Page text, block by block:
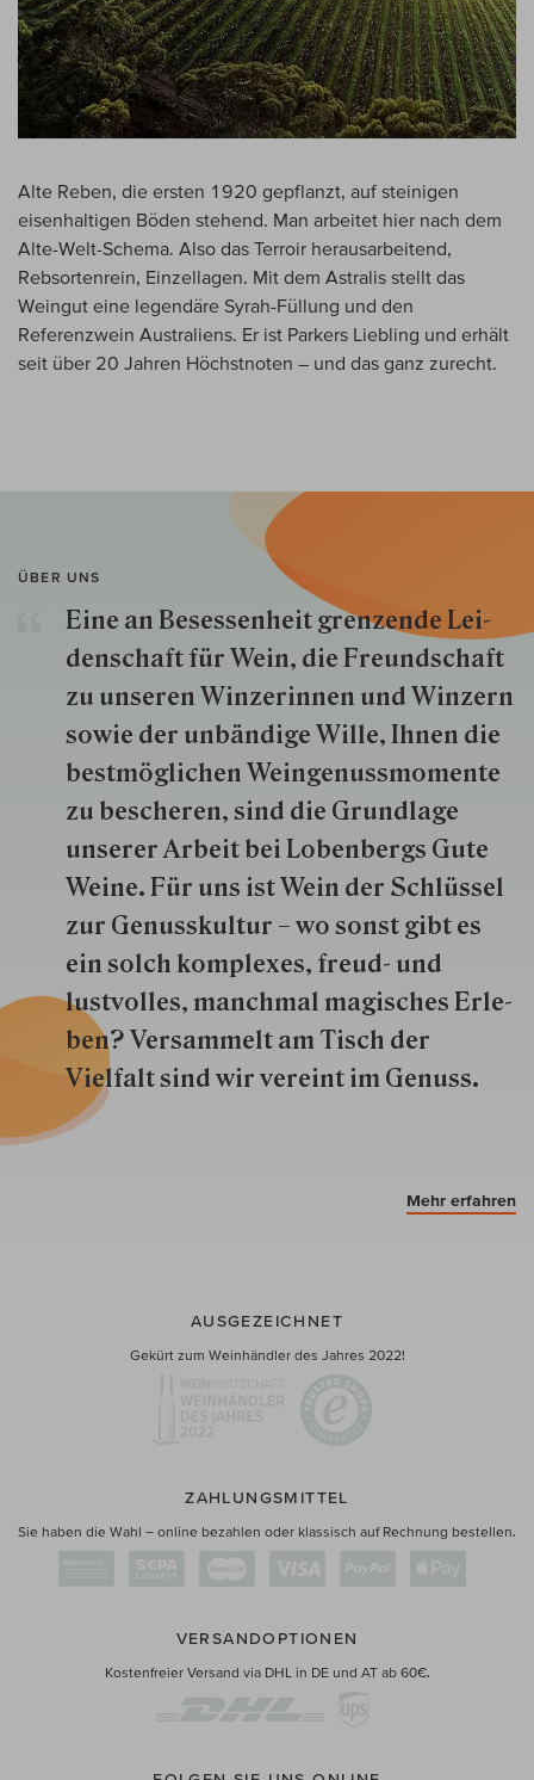
Alte Reben, die ersten 1920 gepflanzt, auf steinigen
eisenhaltigen Böden stehend. Man arbeitet hier nach dem
Alte-Welt-Schema. Also das Terroir herausarbeitend,
Rebsortenrein, Einzellagen. Mit dem Astralis stellt das
Weingut eine legendäre Syrah-Füllung und den
Referenzwein Australiens. Er ist Parkers Liebling und erhält
seit über 20 Jahren Höchstnoten – und das ganz zurecht.
ÜBER UNS
Eine an Besessenheit gren­zende Lei­
den­schaft für Wein, die Freund­schaft
zu unseren Win­zer­innen und Win­zern
so­wie der un­bän­dige Wille, Ihnen die
best­mög­lich­en Wein­genuss­momente
zu besche­ren, sind die Grund­lage
unserer Arbeit bei Lobenbergs Gute
Weine. Für uns ist Wein der Schlüs­sel
zur Genuss­kultur – wo sonst gibt es
ein solch kom­plexes, freud- und
lustvolles, manchmal ma­gisch­es Er­le­
ben? Versammelt am Tisch der
Vielfalt sind wir ver­eint im Genuss.
Mehr erfahren
AUSGEZEICHNET
Gekürt zum Weinhändler des Jahres 2022!
ZAHLUNGSMITTEL
Sie haben die Wahl – online bezahlen oder klassisch auf Rechnung bestellen.
VERSANDOPTIONEN
Kostenfreier Versand via DHL in DE und AT ab 60€.